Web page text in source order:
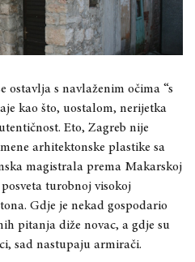
ostavlja s navlaženim očima “s
kao što, uostalom, nerijetka
Eto, Zagreb nije
arhitektonske plastike sa
magistrala prema Makarskoj
turobnoj visokoj
Gdje je nekad gospodario
pitanja diže novac, a gdje su
sad nastupaju armirači.